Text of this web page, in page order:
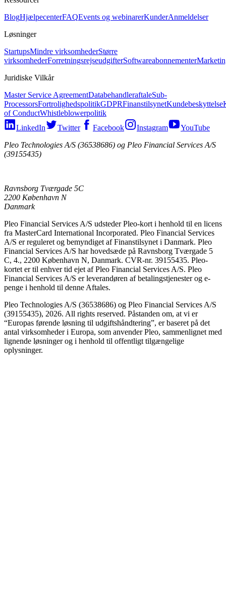
BlogHjælpecenterFAQEvents og webinarerKunderAnmeldelser
Løsninger
StartupsMindre virksomhederStørre
virksomhederForretningsrejseudgifterSoftwareabonnementer
Juridiske Vilkår
Master Service AgreementDatabehandleraftaleSub-
ProcessorsFortrolighedspolitikGDPRFinanstilsynetKundebeskyttelse
of ConductWhistleblowerpolitik
LinkedIn
Twitter Facebook Instagram
YouTube
Pleo Technologies A/S (36538686) og Pleo Financial Services A/S
(39155435)
Ravnsborg Tværgade 5C
2200 København N
Danmark
Pleo Financial Services A/S udsteder Pleo-kort i henhold til en licens
fra MasterCard International Incorporated. Pleo Financial Services
A/S er reguleret og bemyndiget af Finanstilsynet i Danmark. Pleo
Financial Services A/S har hovedsæde på Ravnsborg Tværgade 5
C, 4., 2200 København N, Danmark. CVR-nr. 39155435. Pleo-
kortet er til enhver tid ejet af Pleo Financial Services A/S. Pleo
Financial Services A/S er leverandøren af betalingstjenester og e-
penge i henhold til denne Aftales.
Pleo Technologies A/S (36538686) og Pleo Financial Services A/S
(39155435), 2026. All rights reserved. Påstanden om, at vi er
“Europas førende løsning til udgiftshåndtering”, er baseret på det
antal virksomheder i Europa, som anvender Pleo, sammenlignet med
lignende løsninger og i henhold til offentligt tilgængelige
oplysninger.